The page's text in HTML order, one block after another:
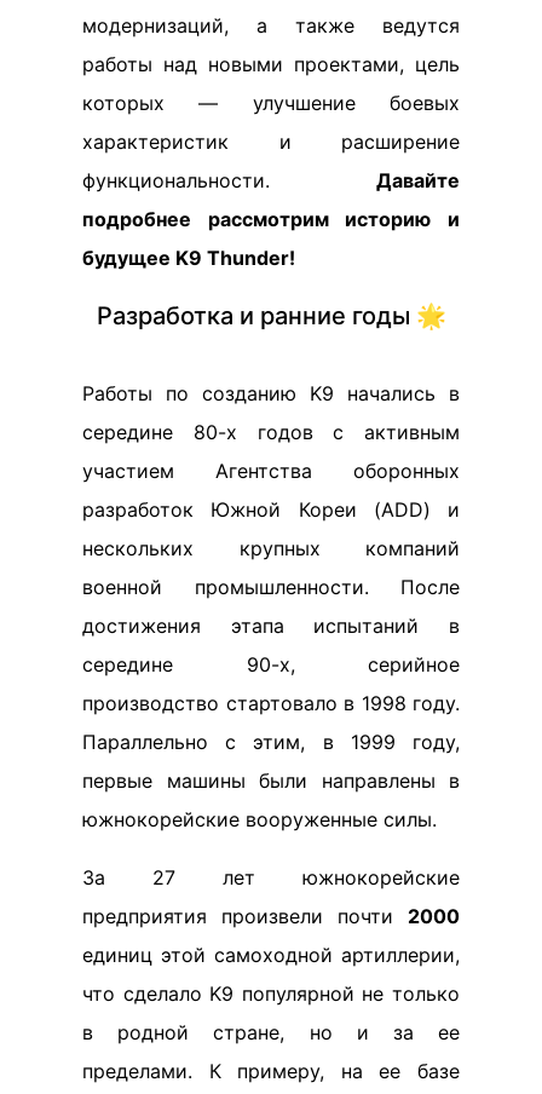
модернизаций, а также ведутся
работы над новыми проектами, цель
которых — улучшение боевых
характеристик и расширение
функциональности. Давайте
подробнее рассмотрим историю и
будущее K9 Thunder!
Разработка и ранние годы 🌟
Работы по созданию K9 начались в
середине 80-х годов с активным
участием Агентства оборонных
разработок Южной Кореи (ADD) и
нескольких крупных компаний
военной промышленности. После
достижения этапа испытаний в
середине 90-х, серийное
производство стартовало в 1998 году.
Параллельно с этим, в 1999 году,
первые машины были направлены в
южнокорейские вооруженные силы.
За 27 лет южнокорейские
предприятия произвели почти 2000
единиц этой самоходной артиллерии,
что сделало K9 популярной не только
в родной стране, но и за ее
пределами. К примеру, на ее базе